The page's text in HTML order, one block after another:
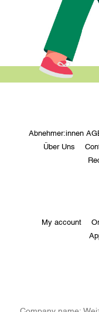
Abnehmer:innen
Über Uns
My account
Company name: